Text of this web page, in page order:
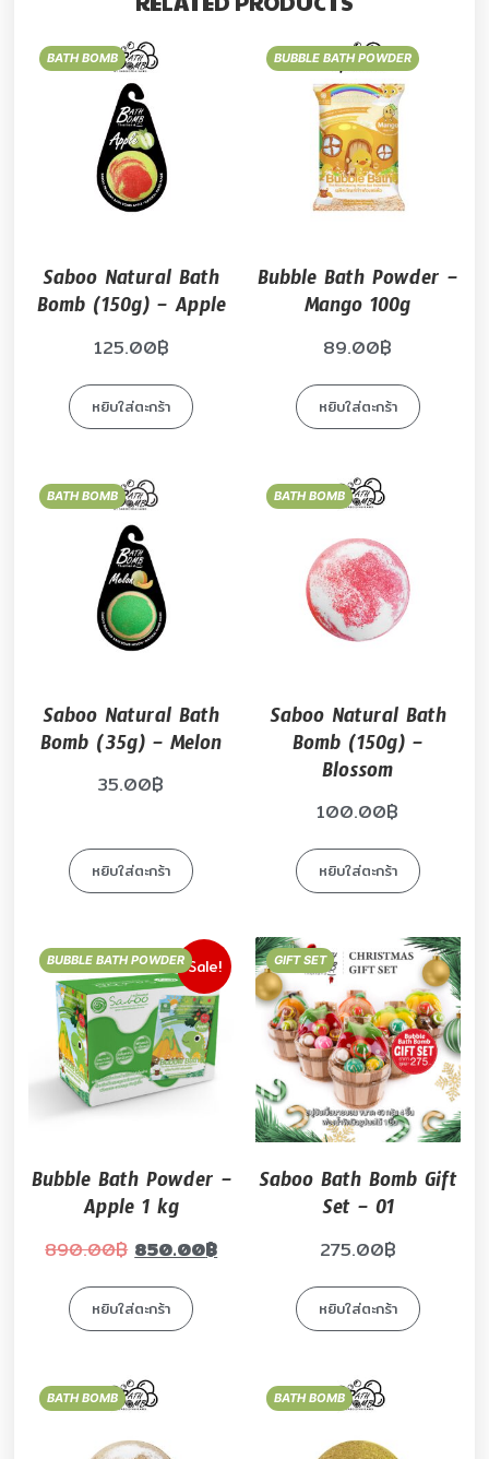
BATH BOMB
Saboo Natural Bath
Bomb (150g) – Apple
125.00฿
หยิบใส่ตะกร้า
BUBBLE BATH POWDER
Bubble Bath Powder –
Mango 100g
89.00฿
หยิบใส่ตะกร้า
BATH BOMB
Saboo Natural Bath
Bomb (35g) – Melon
35.00฿
หยิบใส่ตะกร้า
BATH BOMB
Saboo Natural Bath
Bomb (150g) –
Blossom
100.00฿
หยิบใส่ตะกร้า
Sale!
BUBBLE BATH POWDER
Bubble Bath Powder –
Apple 1 kg
890.00฿ 850.00฿
หยิบใส่ตะกร้า
GIFT SET
Saboo Bath Bomb Gift
Set – 01
275.00฿
หยิบใส่ตะกร้า
BATH BOMB BATH BOMB